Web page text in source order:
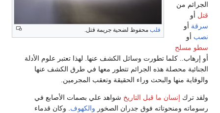
قلب محفوظ لضحية جريمة قتل.
الجرائم من
قتل أو
سرقة أو
نصب أو
سطو مسلح
أو إرهاب.. كلما تطورت وسائل الكشف عنها. لهذا تعتبر علوم الأدلة
الجنائية محصلة هذه الجرائم تتطور معها في طرق الكشف عنها
والوقاية منها والبحث وراء الحقيقة وتعقب المجرمين.
ولقد ترك إنسان ما قبل التاريخ شواهد علي بصمات الأصابع في
رسوماته ومنحوتاته فوق جدران الصخور والكهوف. وكان قدماء